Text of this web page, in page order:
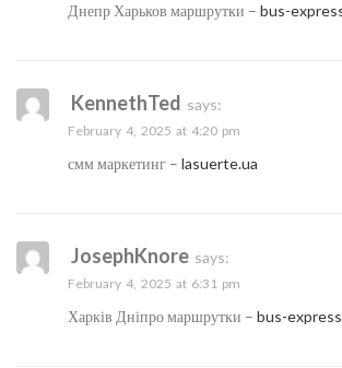
Днепр Харьков маршрутки – bus-
KennethTed says:
February 4, 2025 at 4:20 pm
смм маркетинг – lasuerte.ua
JosephKnore says:
February 4, 2025 at 6:31 pm
Харків Дніпро маршрутки – bus-